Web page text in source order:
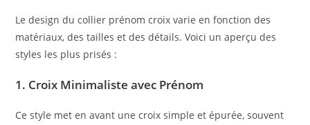
Le design du collier prénom croix varie en fonction des
matériaux, des tailles et des détails. Voici un aperçu des
styles les plus prisés :
1. Croix Minimaliste avec Prénom
Ce style met en avant une croix simple et épurée, souvent